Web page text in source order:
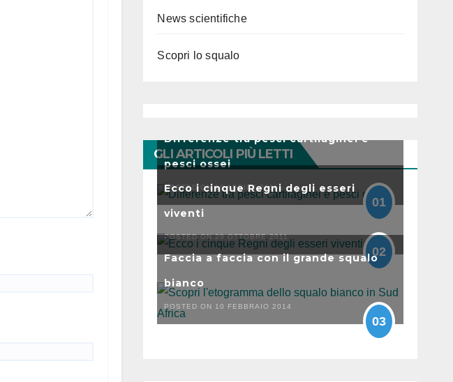
News scientifiche
Scopri lo squalo
GLI ARTICOLI PIÙ LETTI
Differenze tra pesci cartilaginei e
pesci ossei
POSTED ON 19 APRILE 2011
01
Ecco i cinque Regni degli esseri
viventi
POSTED ON 29 OTTOBRE 2011
02
Faccia a faccia con il grande squalo
bianco
POSTED ON 10 FEBBRAIO 2014
03